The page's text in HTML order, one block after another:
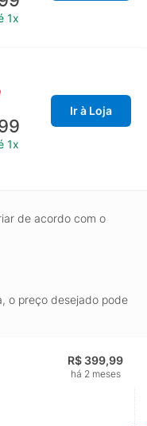
1x
1x
Ir à Loja
de acordo com o
o preço desejado pode
R$ 399,99
há 2 meses